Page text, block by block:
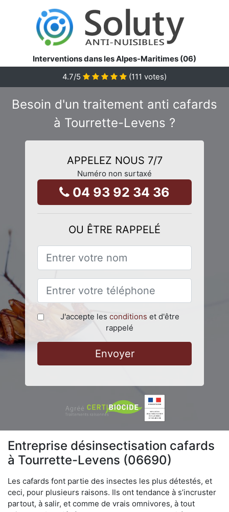
Interventions dans les Alpes-Maritimes (06)
4.7/5 (111 votes)
Besoin d'un traitement anti cafards
à Tourrette-Levens ?
APPELEZ NOUS 7/7
Numéro non surtaxé
04 93 92 34 36
OU ÊTRE RAPPELÉ
J'accepte les conditions et d'être
rappelé
Envoyer
Entreprise désinsectisation cafards
à Tourrette-Levens (06690)
Les cafards font partie des insectes les plus détestés, et
ceci, pour plusieurs raisons. Ils ont tendance à s’incruster
partout, à salir, et comme de vrais omnivores, à tout